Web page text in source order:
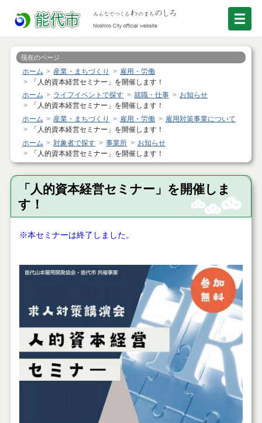
現在のページ
ホーム 産業・まちづくり
雇用・労働
「人的資本経営セミナー」を開催します！
ホーム
ライフイベントで探す 就職・仕事
お知らせ
「人的資本経営セミナー」を開催します！
ホーム
産業・まちづくり 雇用・労働
雇用対策事業について
「人的資本経営セミナー」を開催します！
ホーム
対象者で探す 事業所
お知らせ
「人的資本経営セミナー」を開催します！
「人的資本経営セミナー」を開催しま
す！
※本セミナーは終了しました。